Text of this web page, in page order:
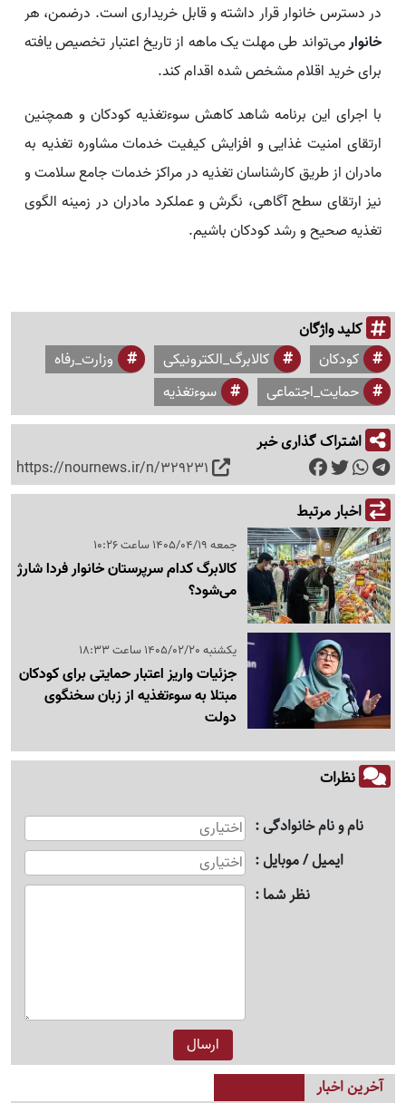
در دسترس خانوار قرار داشته و قابل خریداری است. درضمن، هر
خانوارمی‌تواند طی مهلت یک ماهه از تاریخ اعتبار تخصیص یافته
برای خرید اقلام مشخص شده اقدام کند.
با اجرای این برنامه شاهد کاهش سوءتغذیه کودکان و همچنین
ارتقای امنیت غذایی و افزایش کیفیت خدمات مشاوره تغذیه به
مادران از طریق کارشناسان تغذیه در مراکز خدمات جامع سلامت و
نیز ارتقای سطح آگاهی، نگرش و عملکرد مادران در زمینه الگوی
تغذیه صحیح و رشد کودکان باشیم.
کلید واژگان
کودکان کالابرگ_الکترونیکی
وزارت_رفاه
حمایت_اجتماعی
سوءتغذیه
اشتراک گذاری خبر
https://nournews.ir/n/329231
اخبار مرتبط
جمعه 1405/04/19 ساعت 10:26
کالابرگ کدام سرپرستان خانوار فردا شارژ
می‌شود؟
یکشنبه 1405/02/20 ساعت 18:33
جزئیات واریز اعتبار حمایتی برای کودکان
مبتلا به سوءتغذیه از زبان سخنگوی
دولت
نظرات
نام و نام خانوادگی
ایمیل / موبایل
نظر شما
آخرین اخبار